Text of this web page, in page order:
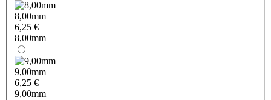
8,00mm
6,25 €
8,00mm
9,00mm
6,25 €
9,00mm